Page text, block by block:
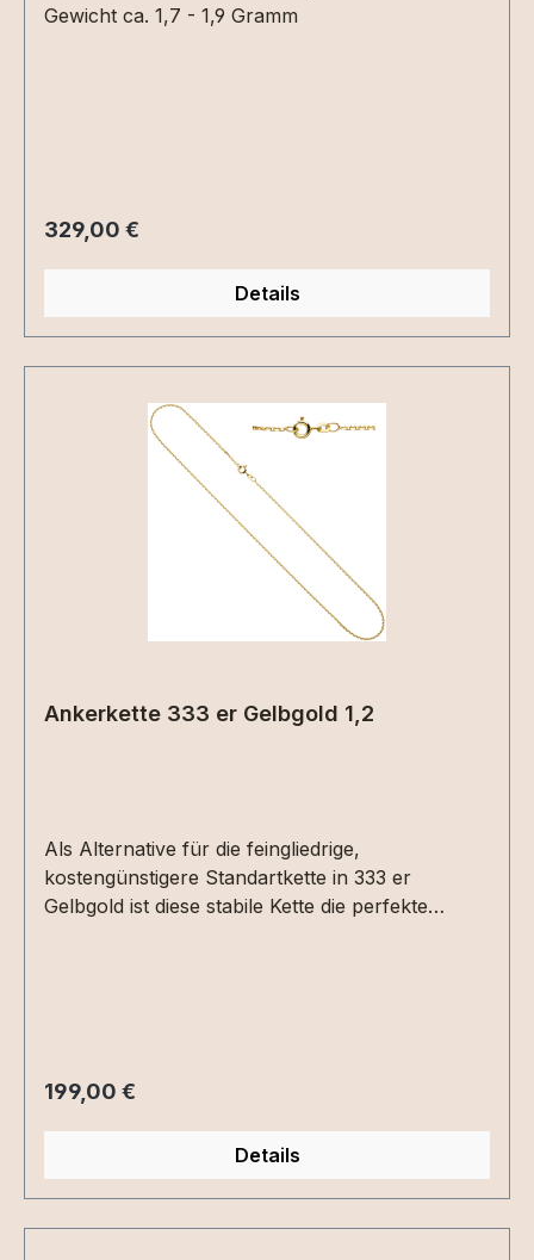
Gewicht ca. 1,7 - 1,9 Gramm
Regulärer Preis:
329,00 €
Details
Ankerkette 333 er Gelbgold 1,2
Als Alternative für die feingliedrige,
kostengünstigere Standartkette in 333 er
Gelbgold ist diese stabile Kette die perfekte
Regulärer Preis:
199,00 €
Details